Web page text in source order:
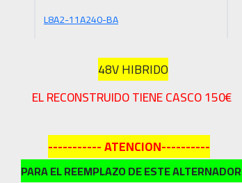
L8A2-11A240-BA
48V HIBRIDO
EL RECONSTRUIDO TIENE CASCO 150€
----------- ATENCION----------
PARA EL REEMPLAZO DE ESTE ALTERNADOR